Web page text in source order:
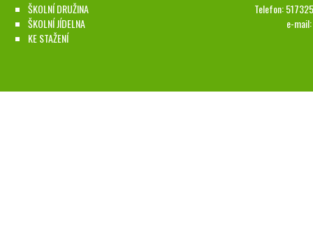
ŠKOLNÍ DRUŽINA
ŠKOLNÍ JÍDELNA
KE STAŽENÍ
Telefon:
e-mail: